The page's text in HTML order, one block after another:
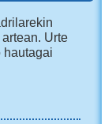
Urte
hautagai